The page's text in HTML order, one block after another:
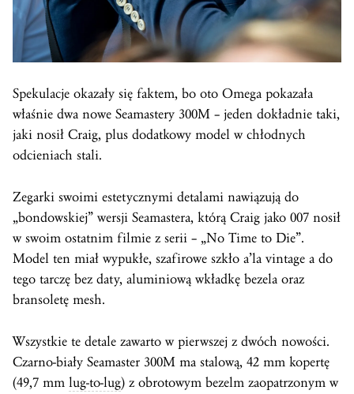
Spekulacje okazały się faktem, bo oto Omega pokazała
właśnie dwa nowe Seamastery 300M – jeden dokładnie taki,
jaki nosił Craig, plus dodatkowy model w chłodnych
odcieniach stali.
Zegarki swoimi estetycznymi detalami nawiązują do
„bondowskiej” wersji Seamastera, którą Craig jako 007 nosił
w swoim ostatnim filmie z serii – „No Time to Die”.
Model ten miał wypukłe, szafirowe szkło a’la vintage a do
tego tarczę bez daty, aluminiową wkładkę bezela oraz
bransoletę mesh.
Wszystkie te detale zawarto w pierwszej z dwóch nowości.
Czarno-biały Seamaster 300M ma stalową, 42 mm kopertę
(49,7 mm lug-to-lug) z obrotowym bezelm zaopatrzonym w